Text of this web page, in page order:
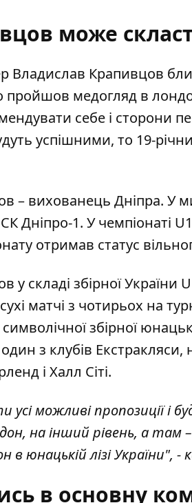
може
Владислав Крапивцов
пройшов медогляд в
себе і сторони
успішними, то 19-
– вихованець Дніпра. У
Дніпро-1. У чемпіонаті
отримав статус
у складі збірної України
матчі з чотирьох на
символічної збірної
з клубів
і Халл Сіті.
усі можливі пропозиції і
на інший рівень, а там
юнацькій лізі України", -
в основну